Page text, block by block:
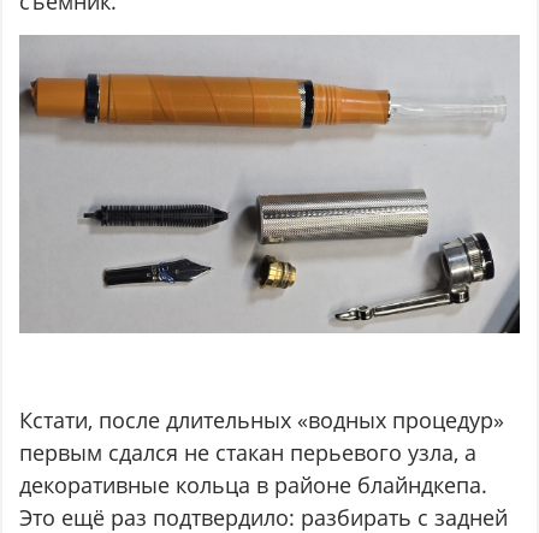
Кстати, после длительных «водных процедур»
первым сдался не стакан перьевого узла, а
декоративные кольца в районе блайндкепа.
Это ещё раз подтвердило: разбирать с задней